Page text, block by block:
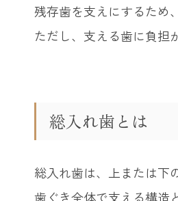
残存歯を支えにするため
ただし、支える歯に負担
総入れ歯とは
総入れ歯は、上または下
歯ぐき全体で支える構造